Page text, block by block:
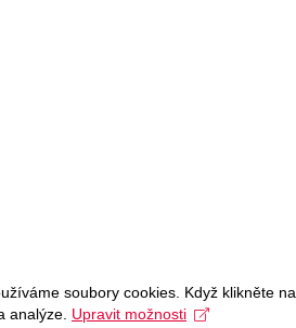
soubory cookies. Když klikněte na
analýze. Upravit možnosti